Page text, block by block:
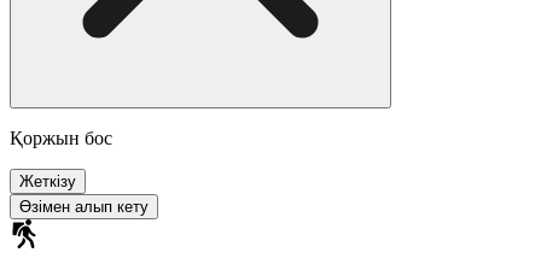
Қоржын бос
Жеткізу
Өзімен алып кету